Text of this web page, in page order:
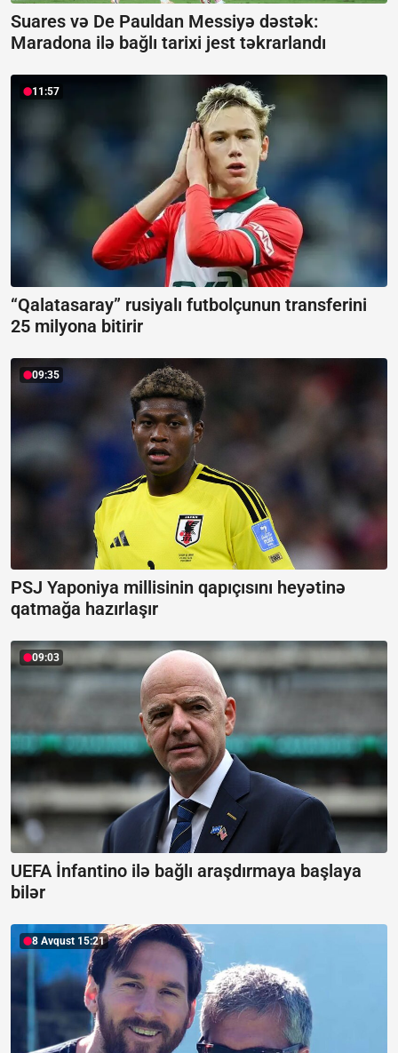
Suares və De Pauldan Messiyə dəstək:
Maradona ilə bağlı tarixi jest təkrarlandı
11:57
“Qalatasaray” rusiyalı futbolçunun transferini
25 milyona bitirir
09:35
PSJ Yaponiya millisinin qapıçısını heyətinə
qatmağa hazırlaşır
09:03
UEFA İnfantino ilə bağlı araşdırmaya başlaya
bilər
8 Avqust 15:21